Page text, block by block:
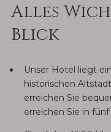
Alles
Blick
Unser Hotel liegt
historischen
erreichen Sie
erreichen Sie in